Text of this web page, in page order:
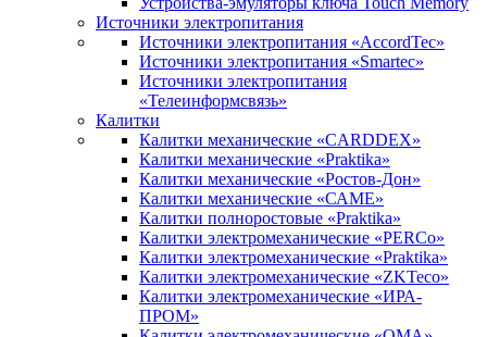
Источники электропитания
Источники электропитания «AccordTec»
Источники электропитания «Smartec»
Источники электропитания
«Телеинформсвязь»
Калитки
Калитки механические «CARDDEX»
Калитки механические «Praktika»
Калитки механические «Ростов-Дон»
Калитки механические «САМЕ»
Калитки полноростовые «Praktika»
Калитки электромеханические «PERCo»
Калитки электромеханические «Praktika»
Калитки электромеханические «ZKTeco»
Калитки электромеханические «ИРА-
ПРОМ»